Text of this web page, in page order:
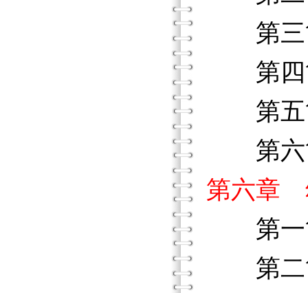
第三
第四
第五
第六
第六章
第一
第二